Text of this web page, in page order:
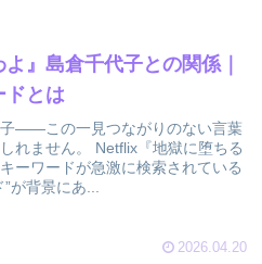
』島倉千代子との関係｜
ドとは
子——この一見つながりのない言葉
れません。 Netflix『地獄に堕ちる
ーワードが急激に検索されている
が背景にあ...
2026.04.20